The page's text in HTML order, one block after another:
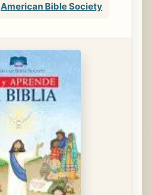
American Bible Society